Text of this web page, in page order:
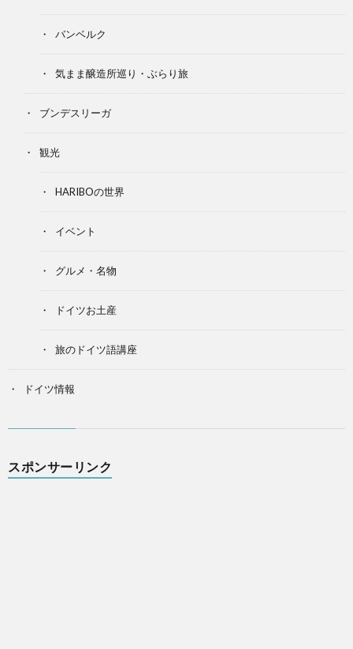
バンベルク
気まま醸造所巡り・ぶらり旅
ブンデスリーガ
観光
HARIBOの世界
イベント
グルメ・名物
ドイツお土産
旅のドイツ語講座
ドイツ情報
スポンサーリンク